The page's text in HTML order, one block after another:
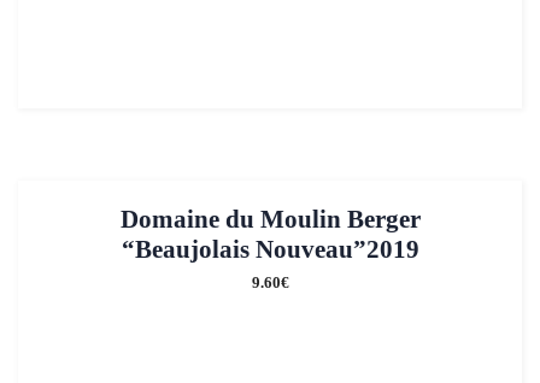
Domaine du Moulin Berger
“Beaujolais Nouveau”2019
9.60€